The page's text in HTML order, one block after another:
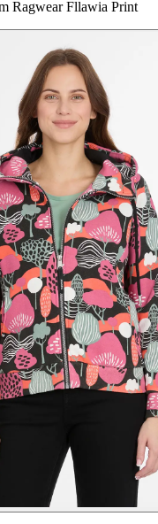
Ragwear Fllawia Print